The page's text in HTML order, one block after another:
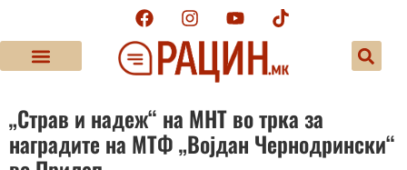
„Страв и надеж“ на МНТ во трка за
наградите на МТФ „Војдан Чернодрински“